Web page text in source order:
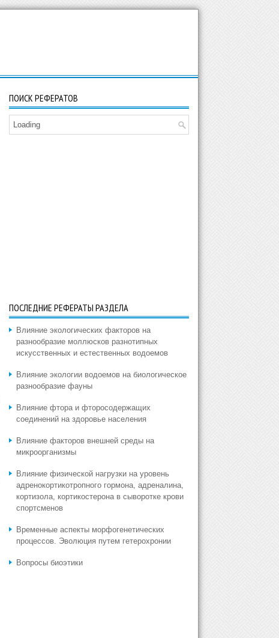
ПОИСК РЕФЕРАТОВ
Loading
ПОСЛЕДНИЕ РЕФЕРАТЫ РАЗДЕЛА
Влияние экологических факторов на
разнообразие моллюсков разнотипных
искусственных и естественных водоемов
Влияние экологии водоемов на биологическое
разнообразие фауны
Влияние фтора и фторосодержащих
соединений на здоровье населения
Влияние факторов внешней среды на
микроорганизмы
Влияние физической нагрузки на уровень
адренокортикотропного гормона, адреналина,
кортизола, кортикостерона в сыворотке крови
спортсменов
Временные аспекты морфогенетических
процессов. Эволюция путем гетерохронии
Вопросы биоэтики